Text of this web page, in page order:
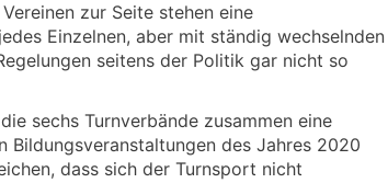
zur Seite stehen eine
Einzelnen, aber mit ständig wechselnden
seitens der Politik gar nicht so
sechs Turnverbände zusammen eine
des Jahres 2020
dass sich der Turnsport nicht